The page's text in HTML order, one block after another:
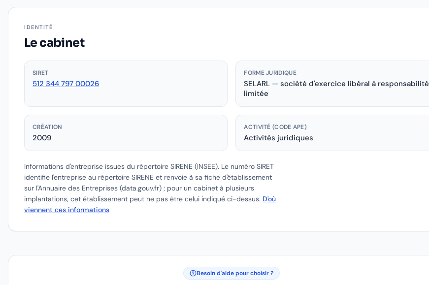
IDENTITÉ
Le cabinet
SIRET
512 344 797 00026
FORME JURIDIQUE
SELARL — société d'exercice libéral à responsabilité
limitée
CRÉATION
2009
ACTIVITÉ (CODE APE)
Activités juridiques
Informations d'entreprise issues du répertoire SIRENE (INSEE). Le numéro SIRET
identifie l'entreprise au répertoire SIRENE et renvoie à sa fiche d'établissement
sur l'Annuaire des Entreprises (data.gouv.fr) ; pour un cabinet à plusieurs
implantations, cet établissement peut ne pas être celui indiqué ci-dessus. D'où
viennent ces informations
Besoin d'aide pour choisir ?